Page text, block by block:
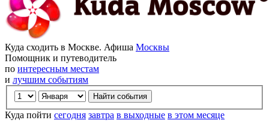
Куда сходить в Москве. Афиша Москвы
Помощник и путеводитель
по интересным местам
и лучшим событиям
Куда пойти сегодня завтра в выходные в этом месяце